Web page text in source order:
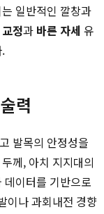
일반적인 깔창과
정과 바른 자세 유
력
발목의 안정성을
께, 아치 지지대의
이터를 기반으로
이나 과회내전 경향